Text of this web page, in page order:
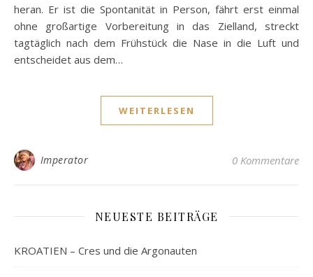
heran. Er ist die Spontanität in Person, fährt erst einmal
ohne großartige Vorbereitung in das Zielland, streckt
tagtäglich nach dem Frühstück die Nase in die Luft und
entscheidet aus dem…
WEITERLESEN
Imperator 0 Kommentare
NEUESTE BEITRÄGE
KROATIEN – Cres und die Argonauten